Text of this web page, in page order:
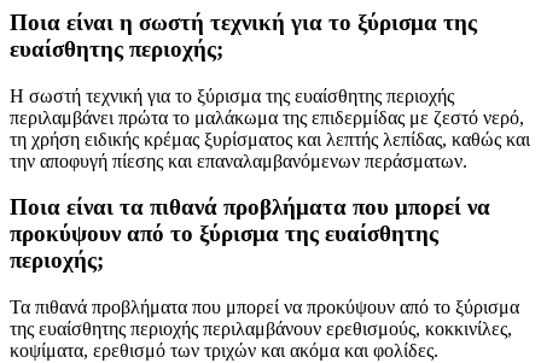
Ποια είναι η σωστή τεχνική για το ξύρισμα της
ευαίσθητης περιοχής;
Η σωστή τεχνική για το ξύρισμα της ευαίσθητης περιοχής
περιλαμβάνει πρώτα το μαλάκωμα της επιδερμίδας με ζεστό νερό,
τη χρήση ειδικής κρέμας ξυρίσματος και λεπτής λεπίδας, καθώς και
την αποφυγή πίεσης και επαναλαμβανόμενων περάσματων.
Ποια είναι τα πιθανά προβλήματα που μπορεί να
προκύψουν από το ξύρισμα της ευαίσθητης
περιοχής;
Τα πιθανά προβλήματα που μπορεί να προκύψουν από το ξύρισμα
της ευαίσθητης περιοχής περιλαμβάνουν ερεθισμούς, κοκκινίλες,
κοψίματα, ερεθισμό των τριχών και ακόμα και φολίδες.